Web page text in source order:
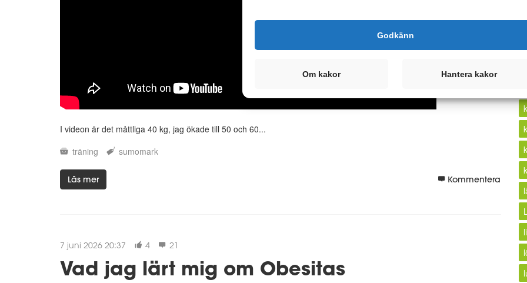
I videon är det måttliga 40 kg, jag ökade till 50 och 60...
träning
sumomark
Läs mer Kommentera
7 juni 2026 20:37 4 21
Vad jag lärt mig om Obesitas
Godkänn
Om kakor Hantera kakor